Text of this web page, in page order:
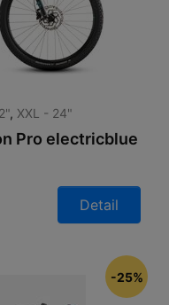
, XXL - 24"
Pro electricblue
Detail
-25%